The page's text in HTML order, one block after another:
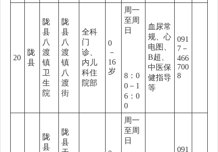
20
陇
县
陇
县
八
渡
镇
卫
生
院
陇
县
八
渡
镇
八
渡
街
全科
门
诊、
内儿
科住
院部
0
－
16
岁
周一
至周
日
8：0
0－1
6：0
0
血尿常
规、心
电图、
B超、
中医保
健指导
等
091
7－
466
700
8
陇
县
陇
县
周一
至周
日
091